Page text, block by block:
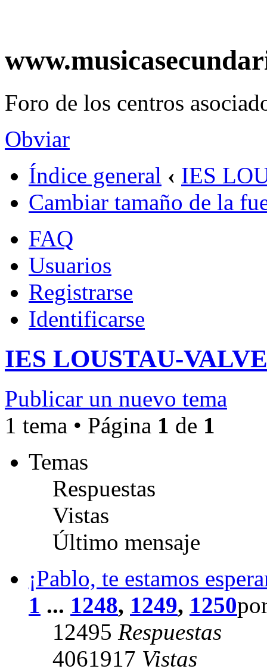
Foro de los centros
Obviar
Índice general ‹ IES
Cambiar tamaño de la
FAQ
Usuarios
Registrarse
Identificarse
IES LOUSTAU-
Publicar un nuevo tema
1 tema • Página 1 de 1
Temas
Respuestas
Vistas
Último mensaje
¡Pablo, te estamos
1 ... 1248, 1249, 1250
12495 Respuestas
4061917 Vistas